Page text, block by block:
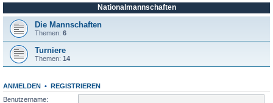
V
d
Nationalmannschaften
Die Mannschaften
Themen: 6
Turniere
Themen: 14
ANMELDEN •
REGISTRIEREN
Benutzername: